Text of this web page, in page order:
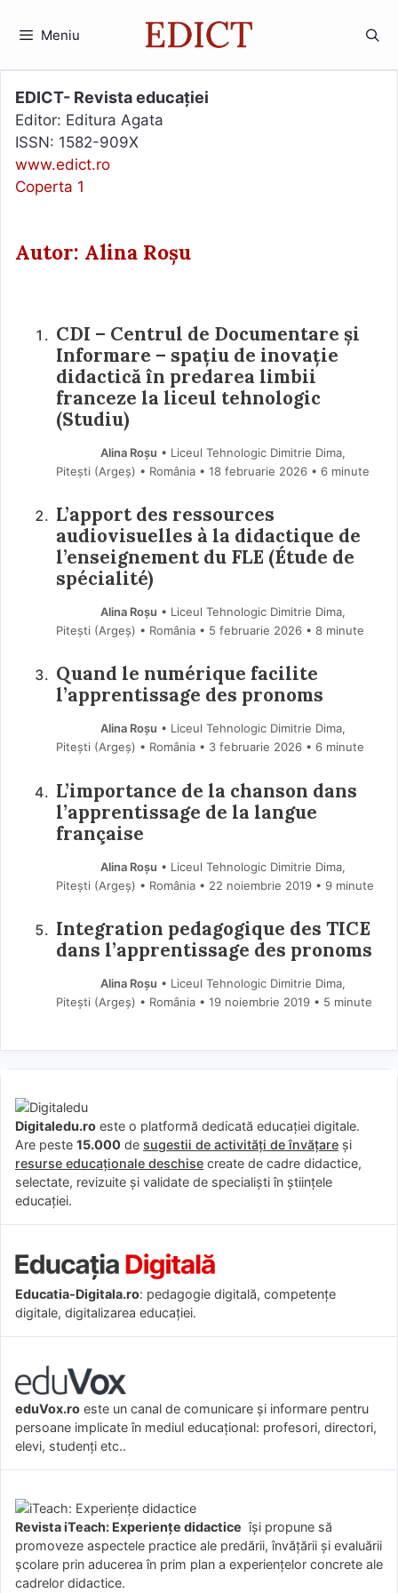
Meniu
EDICT- Revista educației
Editor: Editura Agata
ISSN: 1582-909X
www.edict.ro
Coperta 1
Autor: Alina Roșu
CDI – Centrul de Documentare și
Informare – spațiu de inovație
didactică în predarea limbii
franceze la liceul tehnologic
(Studiu)
Alina Roșu • Liceul Tehnologic Dimitrie Dima,
Pitești (Argeş) • România
18 februarie 2026 • 6 minute
L’apport des ressources
audiovisuelles à la didactique de
l’enseignement du FLE (Étude de
spécialité)
Alina Roșu • Liceul Tehnologic Dimitrie Dima,
Pitești (Argeş) • România
5 februarie 2026 • 8 minute
Quand le numérique facilite
l’apprentissage des pronoms
Alina Roșu • Liceul Tehnologic Dimitrie Dima,
Pitești (Argeş) • România
3 februarie 2026 • 6 minute
L’importance de la chanson dans
l’apprentissage de la langue
française
Alina Roșu • Liceul Tehnologic Dimitrie Dima,
Pitești (Argeş) • România
22 noiembrie 2019 • 9 minute
Integration pedagogique des TICE
dans l’apprentissage des pronoms
Alina Roșu • Liceul Tehnologic Dimitrie Dima,
Pitești (Argeş) • România
19 noiembrie 2019 • 5 minute
Digitaledu.ro este o platformă dedicată educației digitale.
Are peste 15.000 de sugestii de activități de învățare și
resurse educaționale deschise create de cadre didactice,
selectate, revizuite și validate de specialiști în științele
educației.
Educatia-Digitala.ro: pedagogie digitală, competențe
digitale, digitalizarea educației.
eduVox.ro este un canal de comunicare și informare pentru
persoane implicate în mediul educațional: profesori, directori,
elevi, studenți etc..
Revista iTeach: Experienţe didactice îşi propune să
promoveze aspectele practice ale predării, învăţării şi evaluării
şcolare prin aducerea în prim plan a experienţelor concrete ale
cadrelor didactice.